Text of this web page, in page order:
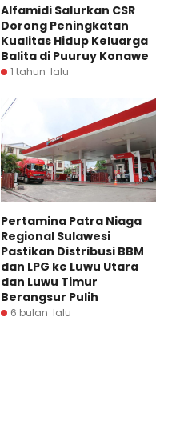
Alfamidi Salurkan CSR
Dorong Peningkatan
Kualitas Hidup Keluarga
Balita di Puuruy Konawe
1 tahun lalu
Pertamina Patra Niaga
Regional Sulawesi
Pastikan Distribusi BBM
dan LPG ke Luwu Utara
dan Luwu Timur
Berangsur Pulih
6 bulan lalu